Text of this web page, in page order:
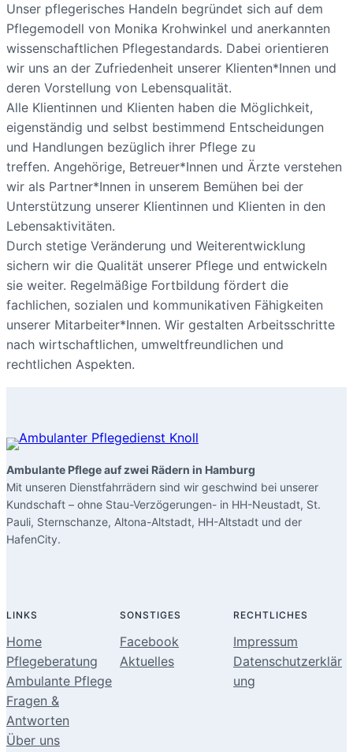
Unser pflegerisches Handeln begründet sich auf dem
Pflegemodell von Monika Krohwinkel und anerkannten
wissenschaftlichen Pflegestandards. Dabei orientieren
wir uns an der Zufriedenheit unserer Klienten*Innen und
deren Vorstellung von Lebensqualität.
Alle Klientinnen und Klienten haben die Möglichkeit,
eigenständig und selbst bestimmend Entscheidungen
und Handlungen bezüglich ihrer Pflege zu
treffen. Angehörige, Betreuer*Innen und Ärzte verstehen
wir als Partner*Innen in unserem Bemühen bei der
Unterstützung unserer Klientinnen und Klienten in den
Lebensaktivitäten.
Durch stetige Veränderung und Weiterentwicklung
sichern wir die Qualität unserer Pflege und entwickeln
sie weiter. Regelmäßige Fortbildung fördert die
fachlichen, sozialen und kommunikativen Fähigkeiten
unserer Mitarbeiter*Innen. Wir gestalten Arbeitsschritte
nach wirtschaftlichen, umweltfreundlichen und
rechtlichen Aspekten.
Ambulante Pflege auf zwei Rädern in Hamburg
Mit unseren Dienstfahrrädern sind wir geschwind bei unserer
Kundschaft – ohne Stau-Verzögerungen- in HH-Neustadt, St.
Pauli, Sternschanze, Altona-Altstadt, HH-Altstadt und der
HafenCity.
LINKS
Home
Pflegeberatung
Ambulante Pflege
Fragen &
Antworten
Über uns
SONSTIGES
Facebook
Aktuelles
RECHTLICHES
Impressum
Datenschutzerklär
ung